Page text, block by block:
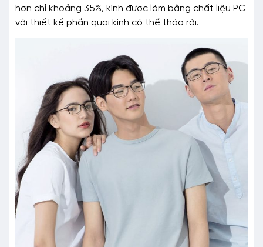
hơn chỉ khoảng 35%, kính được làm bằng chất liệu PC
với thiết kế phần quai kính có thể tháo rời.